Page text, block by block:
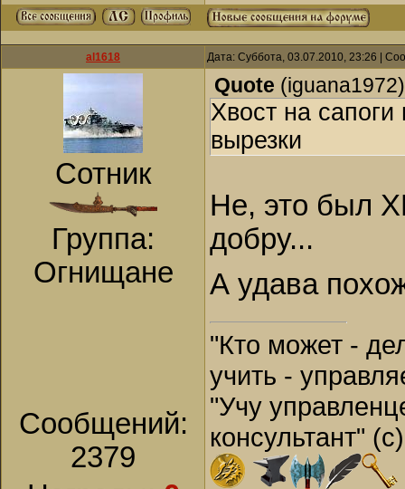
al1618 Дата: Суббота, 03.07.2010, 23:26 |
Сотник
Группа:
Огнищане
Сообщений:
2379
Quote (iguana1972)
Хвост на
вырезки
Не, это был
добру...
А удава
"Кто может -
учить -
"Учу
консультант"